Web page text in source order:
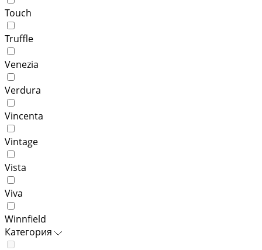
Touch
Truffle
Venezia
Verdura
Vincenta
Vintage
Vista
Viva
Winnfield
Категория